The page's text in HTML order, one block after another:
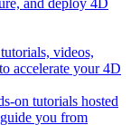
and deploy 4D
videos,
accelerate your 4D
on tutorials hosted
you from